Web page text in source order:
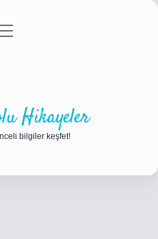
Hikayeler
bilgiler keşfet!